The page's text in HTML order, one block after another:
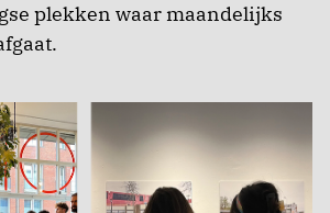
plekken waar maandelijks